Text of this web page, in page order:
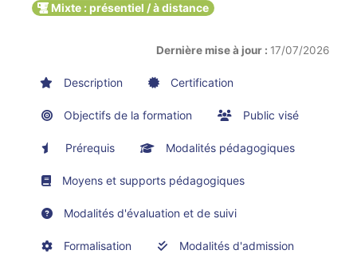
Mixte : présentiel / à distance
Dernière mise à jour : 17/07/2026
Description Certification
Objectifs de la formation Public visé
Prérequis Modalités pédagogiques
Moyens et supports pédagogiques
Modalités d'évaluation et de suivi
Formalisation Modalités d'admission